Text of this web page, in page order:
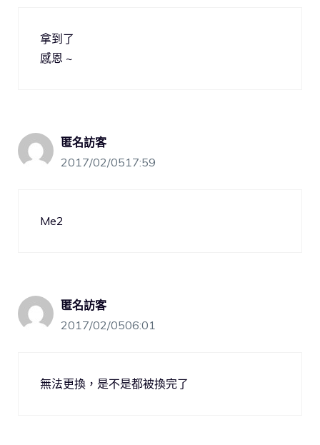
拿到了
感恩 ~
匿名訪客
2017/02/0517:59
Me2
匿名訪客
2017/02/0506:01
無法更換，是不是都被換完了